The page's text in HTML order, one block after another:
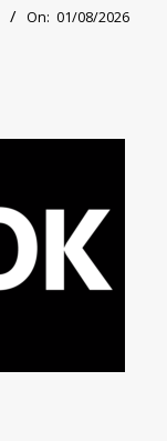
On: 01/08/2026